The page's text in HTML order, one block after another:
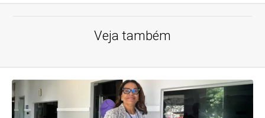
Veja também